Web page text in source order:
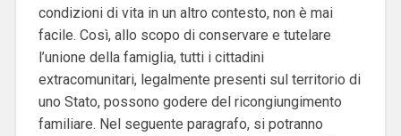
condizioni di vita in un altro contesto, non è mai
facile. Così, allo scopo di conservare e tutelare
l’unione della famiglia, tutti i cittadini
extracomunitari, legalmente presenti sul territorio di
uno Stato, possono godere del ricongiungimento
familiare. Nel seguente paragrafo, si potranno